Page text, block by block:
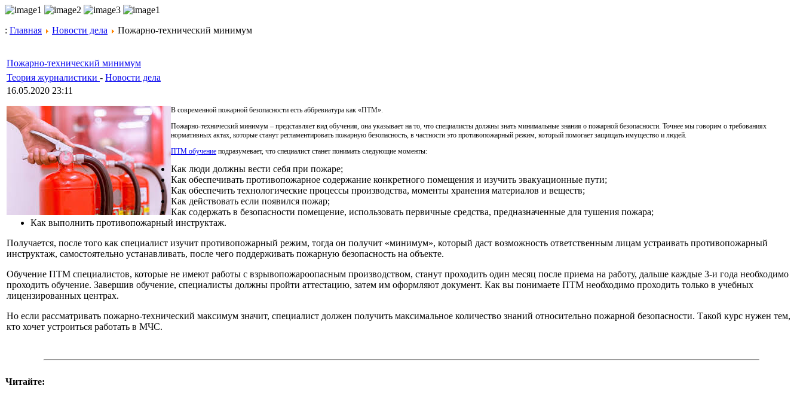
: Главная Новости дела Пожарно-технический минимум
Пожарно-технический минимум
Теория журналистики - Новости дела
16.05.2020 23:11
В современной пожарной безопасности есть аббревиатура как «ПТМ».
Пожарно-технический минимум – представляет вид обучения, она указывает на то, что специалисты должны знать минимальные знания о пожарной безопасности. Точнее мы говорим о требованиях
нормативных актах, которые станут регламентировать пожарную безопасность, в частности это противопожарный режим, который помогает защищать имущество и людей.
ПТМ обучение подразумевает, что специалист станет понимать следующие моменты:
Как люди должны вести себя при пожаре;
Как обеспечивать противопожарное содержание конкретного помещения и изучить эвакуационные пути;
Как обеспечить технологические процессы производства, моменты хранения материалов и веществ;
Как действовать если появился пожар;
Как содержать в безопасности помещение, использовать первичные средства, предназначенные для тушения пожара;
Как выполнить противопожарный инструктаж.
Получается, после того как специалист изучит противопожарный режим, тогда он получит «минимум», который даст возможность ответственным лицам устраивать противопожарный
инструктаж, самостоятельно устанавливать, после чего поддерживать пожарную безопасность на объекте.
Обучение ПТМ специалистов, которые не имеют работы с взрывопожароопасным производством, станут проходить один месяц после приема на работу, дальше каждые 3-и года необходимо
проходить обучение. Завершив обучение, специалисты должны пройти аттестацию, затем им оформляют документ. Как вы понимаете ПТМ необходимо проходить только в учебных
лицензированных центрах.
Но если рассматривать пожарно-технический максимум значит, специалист должен получить максимальное количество знаний относительно пожарной безопасности. Такой курс нужен тем,
кто хочет устроиться работать в МЧС.
Читайте: